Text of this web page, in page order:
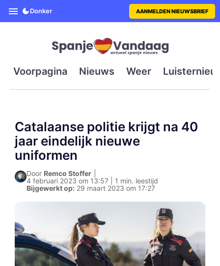
SpanjeVandaag is de eerste
Donker AANMELDEN NIEUWSBRIEF
Voorpagina Nieuws Weer
Catalaanse politie krijgt na 40
jaar eindelijk nieuwe
uniformen
Door Remco Stoffer
4 februari 2023 om 13:57 | 1 min. leestijd
Bijgewerkt op: 29 maart 2023 om 17:27